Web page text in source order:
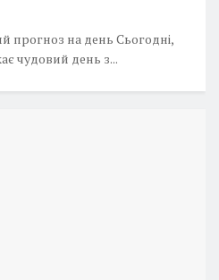
прогноз на день Сьогодні,
чудовий день з...